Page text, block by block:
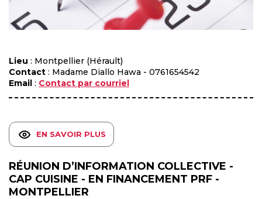
Lieu : Montpellier (Hérault)
Contact : Madame Diallo Hawa - 0761654542
Email : Contact par courriel
EN SAVOIR PLUS
RÉUNION D’INFORMATION COLLECTIVE -
CAP CUISINE - EN FINANCEMENT PRF -
MONTPELLIER